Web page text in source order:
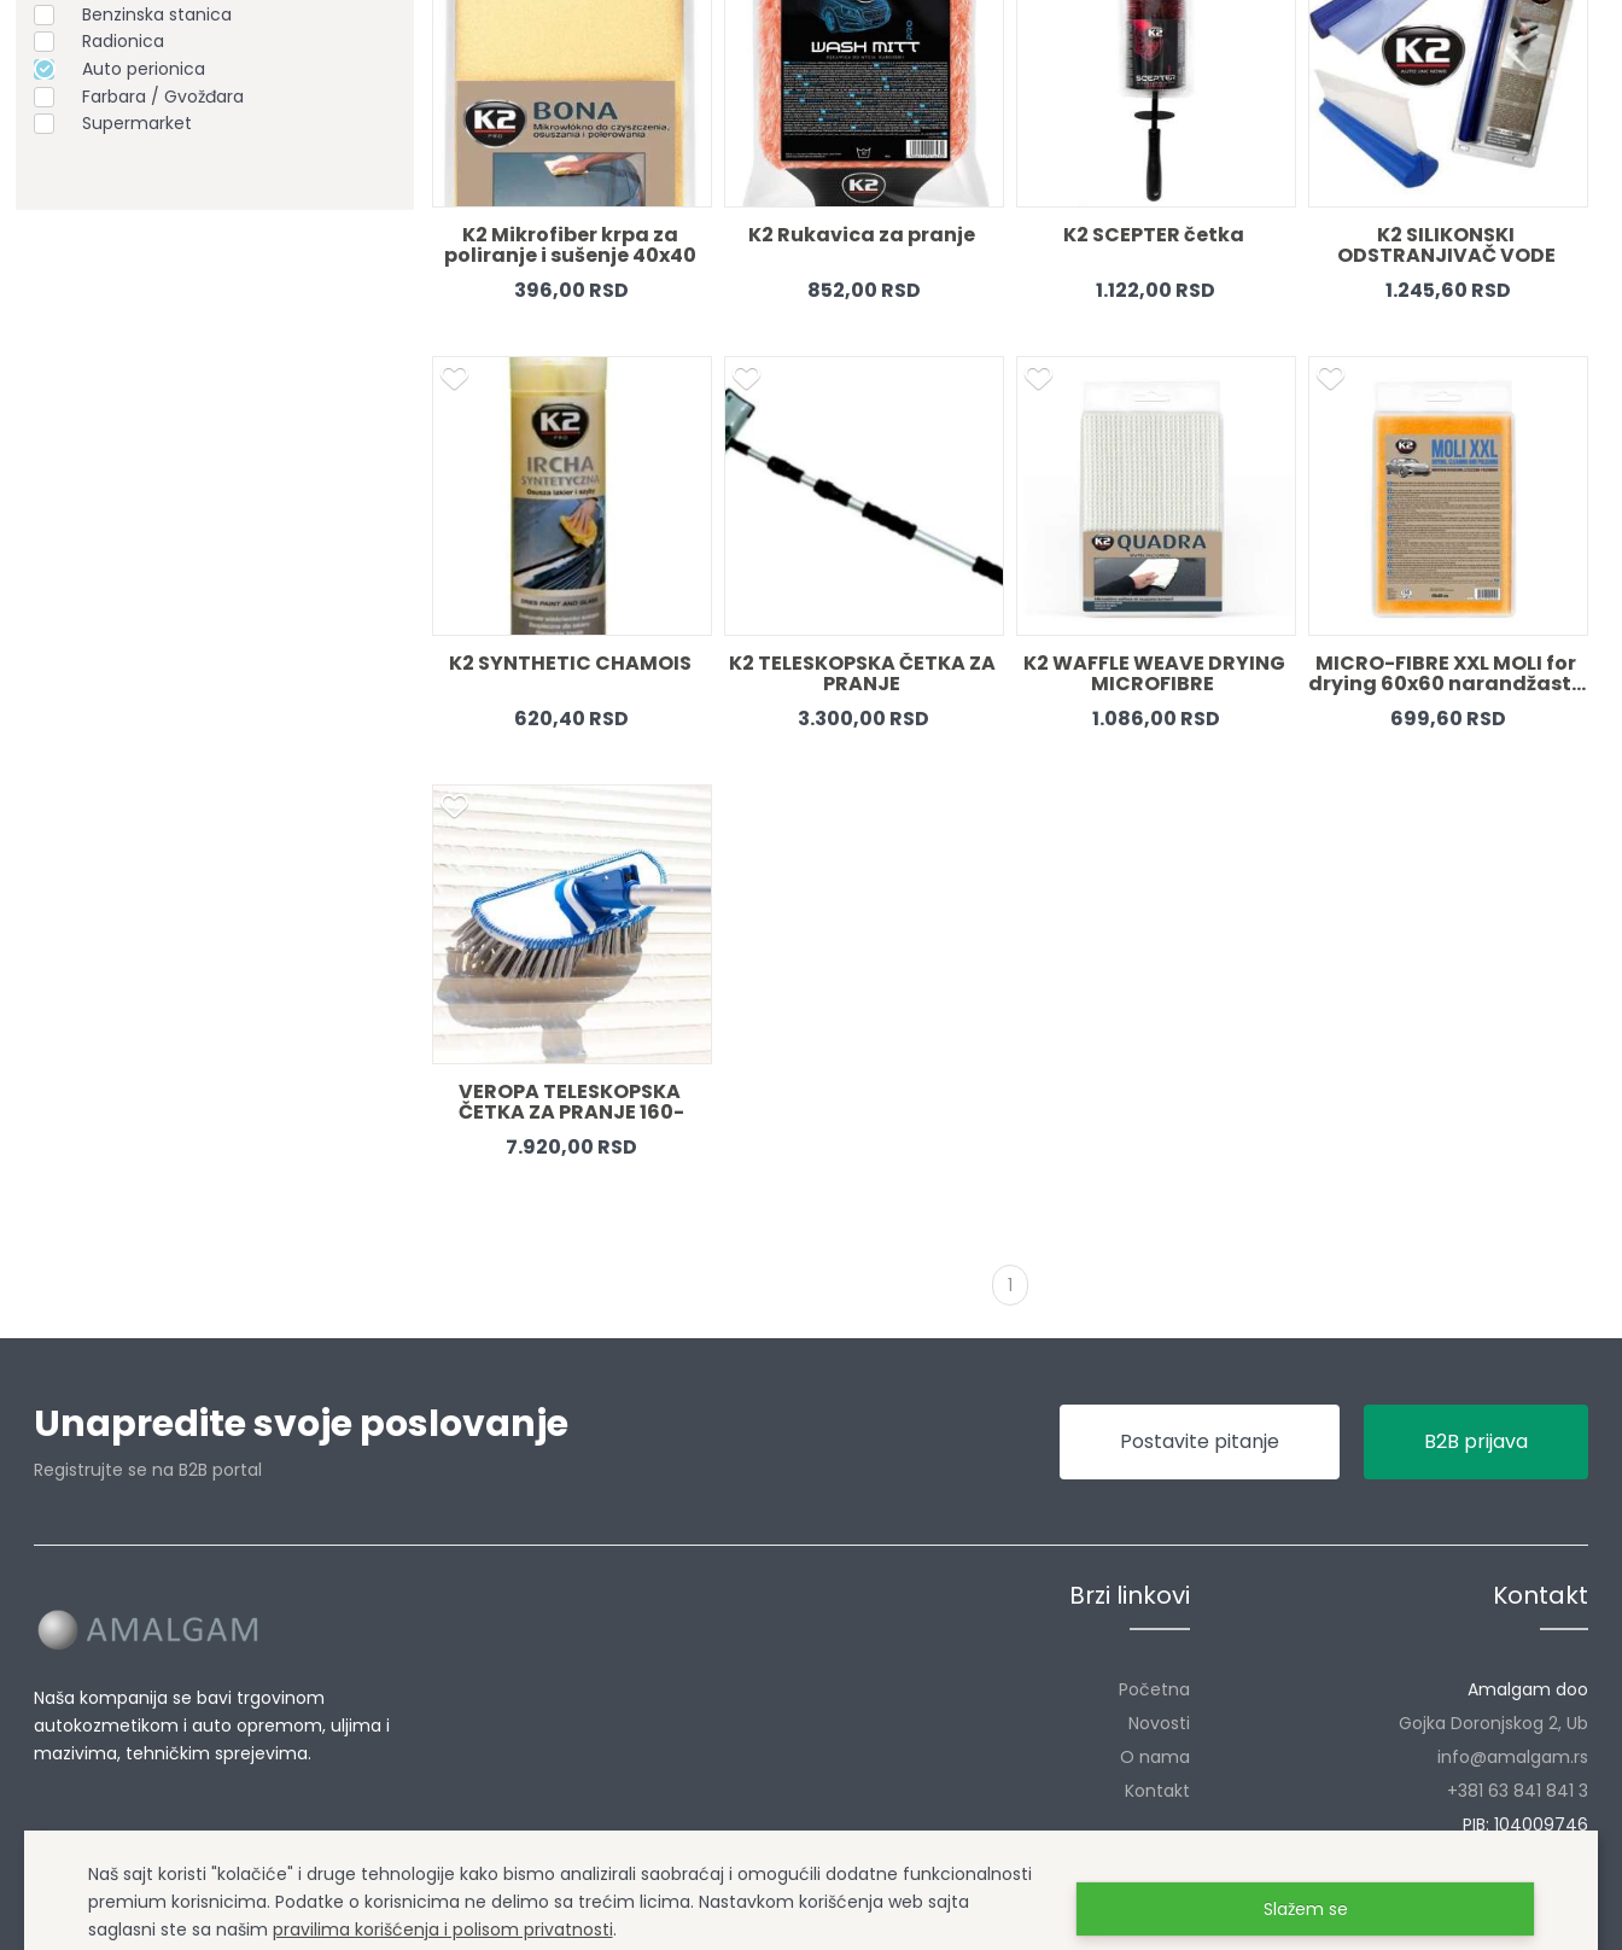
Benzinska stanica
Radionica
Auto perionica
Farbara / Gvožđara
Supermarket
K2 Mikrofiber krpa za
poliranje i sušenje 40x40
žuta
396,00 RSD
K2 Rukavica za pranje
852,00 RSD
K2 SCEPTER četka
1.122,00 RSD
K2 SILIKONSKI
ODSTRANJIVAČ VODE
1.245,60 RSD
K2 SYNTHETIC CHAMOIS
620,40 RSD
K2 TELESKOPSKA ČETKA ZA
PRANJE
3.300,00 RSD
K2 WAFFLE WEAVE DRYING
MICROFIBRE
1.086,00 RSD
MICRO-FIBRE XXL MOLI for
drying 60x60 narandžasta
699,60 RSD
VEROPA TELESKOPSKA
ČETKA ZA PRANJE 160-
300CM SOFT MEKA
7.920,00 RSD
1
Unapredite svoje poslovanje
Registrujte se na B2B portal
Postavite pitanje B2B prijava
Naša kompanija se bavi trgovinom
autokozmetikom i auto opremom, uljima i
mazivima, tehničkim sprejevima.
Brzi linkovi
Početna
Novosti
O nama
Kontakt
Kontakt
Amalgam doo
Gojka Doronjskog 2, Ub
info@amalgam.rs
+381 63 841 841 3
PIB: 104009746
Naš sajt koristi "kolačiće" i druge tehnologije kako bismo analizirali saobraćaj i omogućili dodatne funkcionalnosti
premium korisnicima. Podatke o korisnicima ne delimo sa trećim licima. Nastavkom korišćenja web sajta
saglasni ste sa našim pravilima korišćenja i polisom privatnosti.
Slažem se